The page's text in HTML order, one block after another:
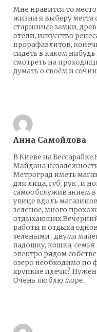
Мне нравится то
жизни я выберу места
старинные замки,
отели, искусство
прорафаэлитов,
сидеть в каком
смотреть на
думать о своём и
Анна Самойлова
В Киеве на
Майдана
Метроград иметь
для лица, губ, рук , и
самообслуживанием
улице вдоль
зеленое, много
работы и отдыха
зелеными , двумя
ладошку, кошка,
электро рядом
озеро необходимо по
хрупкие плечи?
Очень люблю море.